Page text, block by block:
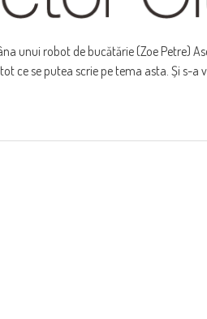
unui robot de bucătărie (Zoe Petre)
ce se putea scrie pe tema asta. Și s-a